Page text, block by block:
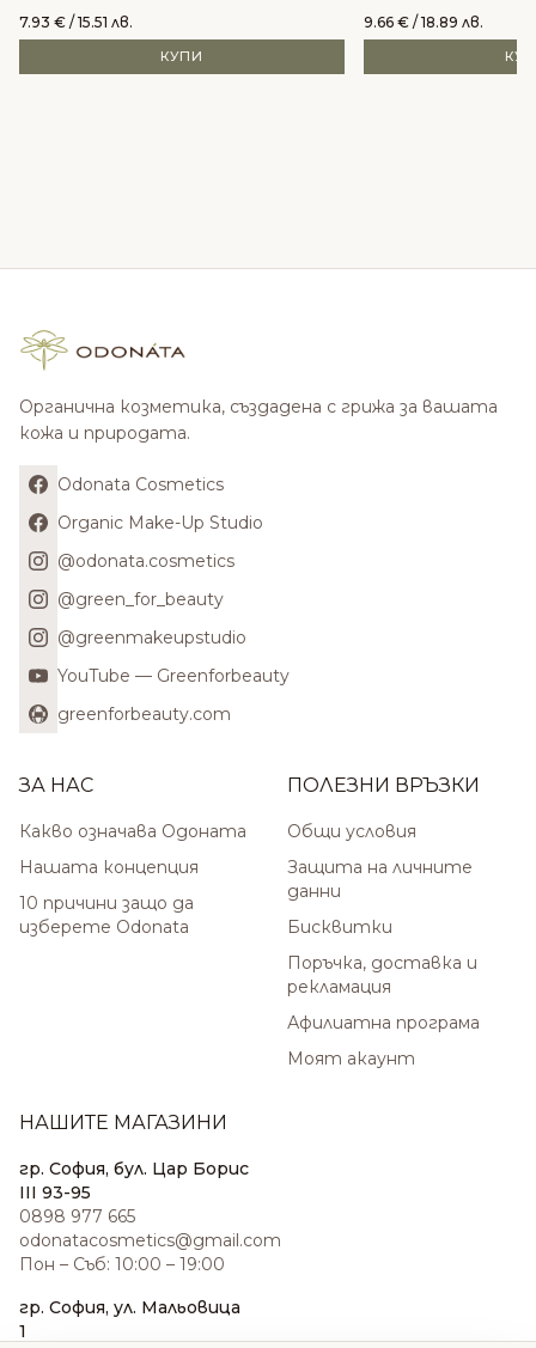
7.93 € / 15.51 лв.
КУПИ
9.66 € / 18.89 лв.
Органична козметика, създадена с грижа за вашата
кожа и природата.
Odonata Cosmetics
Organic Make-Up Studio
@odonata.cosmetics
@green_for_beauty
@greenmakeupstudio
YouTube — Greenforbeauty
greenforbeauty.com
ЗА НАС
Какво означава Одоната
Нашата концепция
10 причини защо да
изберете Odonata
ПОЛЕЗНИ ВРЪЗКИ
Общи условия
Защита на личните
данни
Бисквитки
Поръчка, доставка и
рекламация
Афилиатна програма
Моят акаунт
НАШИТЕ МАГАЗИНИ
гр. София, бул. Цар Борис
III 93-95
0898 977 665
odonatacosmetics@gmail.com
Пон – Съб: 10:00 – 19:00
гр. София, ул. Мальовица
1